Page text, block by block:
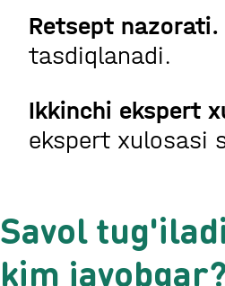
Retsept nazorati.
tasdiqlanadi.
Ikkinchi ekspert
ekspert xulosasi
Savol
kim